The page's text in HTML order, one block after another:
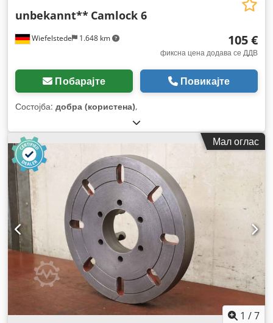
Wiefelstede 1.648 km
unbekannt** Camlock 6
105 €
фиксна цена додава се ДДВ
Побарајте Повикајте
Состојба: добра (користена),
Мал оглас
1 /7